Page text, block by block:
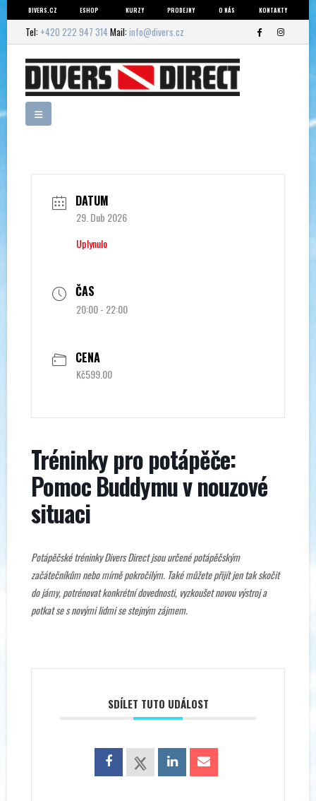
DIVERS.CZ ESHOP KURZY PRODEJNY O NÁS KONTAKTY
Tel: +420 222 947 314Mail:info@divers.cz
DATUM
29. Dub 2026
Uplynulo
ČAS
20:00 - 22:00
CENA
Kč599.00
Tréninky pro potápěče:
Pomoc Buddymu v nouzové
situaci
Potápěčské tréninky Divers Direct jsou určené potápěčským
začátečníkům nebo mírně pokročilým. Také můžete přijít jen tak skočit
do jámy, potrénovat konkrétní dovednosti, vyzkoušet novou výstroj a
potkat se s novými lidmi se stejným zájmem.
SDÍLET TUTO UDÁLOST